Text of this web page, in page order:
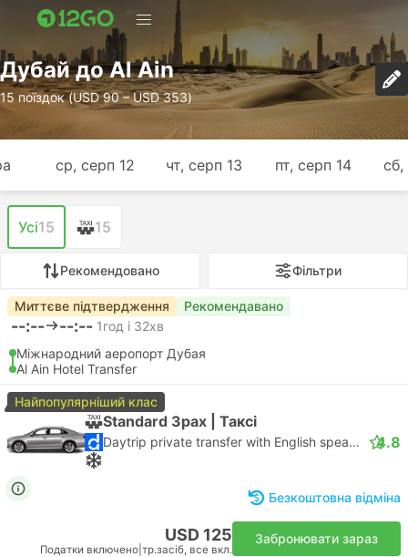
Дубай до Al Ain
15 поїздок (USD 90 – USD 353)
ср, серп 12 чт, серп 13 пт, серп 14 сб,
Усі15 15
Рекомендовано Фільтри
Миттєве підтвердження Рекомендавано
--:-- --:-- 1год і 32хв
Міжнародний аеропорт Дубая
Al Ain Hotel Transfer
Найпопулярніший клас
Standard 3pax | Таксі
Daytrip private transfer with English speaking driver 4.8
Безкоштовна відміна
USD 125
Податки включено тр.засіб, все вкл.
Забронювати зараз